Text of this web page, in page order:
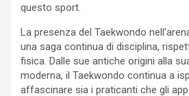
questo sport.
La presenza del Taekwondo
una saga continua di disciplina,
fisica. Dalle sue antiche origini alla
moderna, il Taekwondo continua a
affascinare sia i praticanti che gli